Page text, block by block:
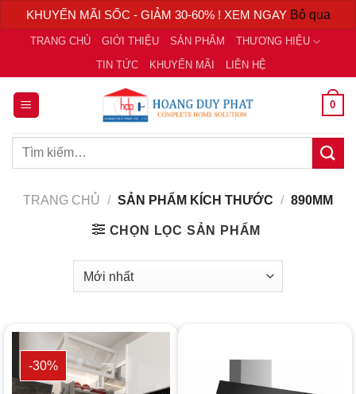
KHUYẾN MÃI SỐC - GIẢM 30-60% ! XEM NGAY Bỏ qua
Chuyển
nội
dung
TRANG CHỦ GIỚI THIỆU SẢN PHẨM
THƯƠNG HIỆU
TIN TỨC
KHUYẾN MÃI LIÊN HỆ
0
Tìm
TRANG CHỦ / SẢN PHẨM KÍCH THƯỚC / 890MM
CHỌN LỌC SẢN PHẨM
-30%